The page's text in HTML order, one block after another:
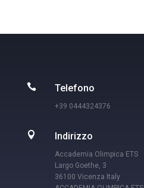
 Telefono
+39 0444324376
 Indirizzo
Accademia Olimpica ETS
Largo Goethe, 3
36100 Vicenza Italy